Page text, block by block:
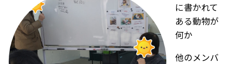
に書かれて
ある動物が
何か
他のメンバ